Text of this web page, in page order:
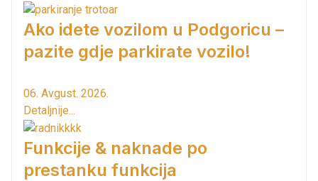
Ako idete vozilom u Podgoricu –
pazite gdje parkirate vozilo!
06. Avgust. 2026.
Detaljnije...
Funkcije & naknade po
prestanku funkcija